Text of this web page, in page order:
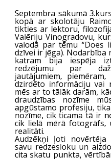
Septembra sākumā
kopā ar skolotāju
tikties ar lektoru,
Valēriju Vinogradovu,
valodā par tēmu “Does
dzīvei ir jēga). Nodarbība
katram bija iespēja
redzējumu par
jautājumiem,
dzirdēto informāciju vai
mēs ar to tālāk darām,
draudzības nozīme
apgūstamo profesiju,
nozīme, cik ticama tā ir
cik lielā mērā fotogrāfs,
realitāti.
Audzēkņi ļoti
savu redzesloku un
cita skatu punkta,